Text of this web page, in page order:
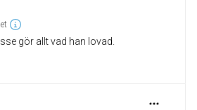
gör allt vad han lovad.